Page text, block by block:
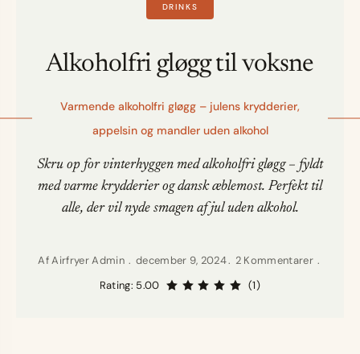
DRINKS
Alkoholfri gløgg til voksne
Varmende alkoholfri gløgg – julens krydderier,
appelsin og mandler uden alkohol
Skru op for vinterhyggen med alkoholfri gløgg – fyldt
med varme krydderier og dansk æblemost. Perfekt til
alle, der vil nyde smagen af jul uden alkohol.
AfAirfryer Admin december 9, 2024
2 Kommentarer
Rating: 5.00
(1)